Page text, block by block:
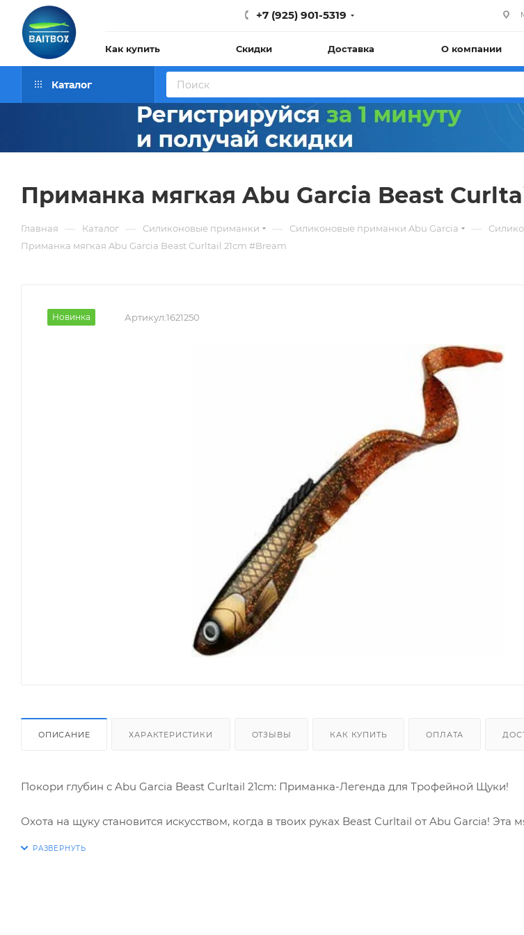
+7 (925) 901-5319
Как купить Скидки Доставка О компании
Каталог
Приманка мягкая Abu Garcia Beast
Главная — Каталог — Силиконовые приманки — Силиконовые приманки Abu Garcia —
Приманка мягкая Abu Garcia Beast Curltail 21cm #Bream
Новинка Артикул:1621250
ОПИСАНИЕ ХАРАКТЕРИСТИКИ ОТЗЫВЫ КАК КУПИТЬ ОПЛАТА
Покори глубин с Abu Garcia Beast Curltail 21cm: Приманка-Легенда для Трофейной Щуки!
Охота на щуку становится искусством, когда в твоих руках Beast Curltail от Abu Garcia! Эта